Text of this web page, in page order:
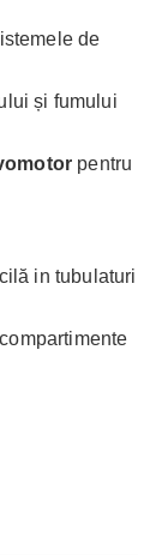
de
și fumului
pentru
in tubulaturi